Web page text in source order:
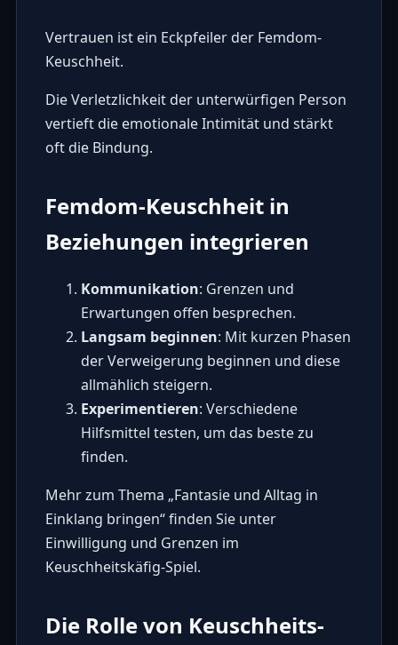
Vertrauen ist ein Eckpfeiler der Femdom-
Keuschheit.
Die Verletzlichkeit der unterwürfigen Person
vertieft die emotionale Intimität und stärkt
oft die Bindung.
Femdom-Keuschheit in
Beziehungen integrieren
Kommunikation: Grenzen und
Erwartungen offen besprechen.
Langsam beginnen: Mit kurzen Phasen
der Verweigerung beginnen und diese
allmählich steigern.
Experimentieren: Verschiedene
Hilfsmittel testen, um das beste zu
finden.
Mehr zum Thema „Fantasie und Alltag in
Einklang bringen“ finden Sie unter
Einwilligung und Grenzen im
Keuschheitskäfig-Spiel.
Die Rolle von Keuschheits-